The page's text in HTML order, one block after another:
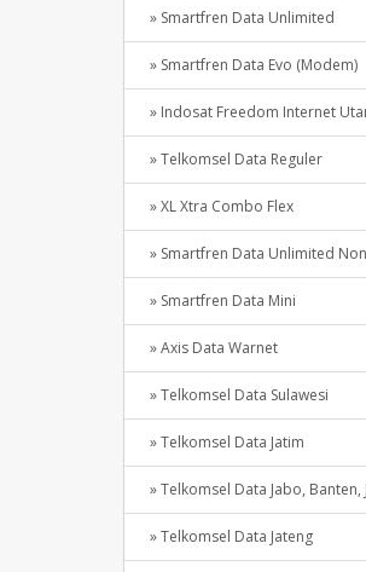
» Smartfren Data Unlimited
» Smartfren Data Evo (Modem)
» Indosat Freedom Internet
» Telkomsel Data Reguler
» XL Xtra Combo Flex
» Smartfren Data Unlimited
» Smartfren Data Mini
» Axis Data Warnet
» Telkomsel Data Sulawesi
» Telkomsel Data Jatim
» Telkomsel Data Jabo, Banten,
» Telkomsel Data Jateng